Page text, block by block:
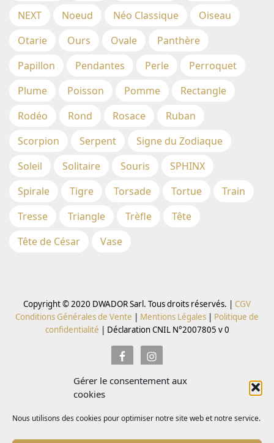
Gérer le consentement aux
cookies
Nous utilisons des cookies pour optimiser notre site web et notre service.
NEXT
Noeud Néo Classique
Oiseau
Otarie
Ours Ovale
Panthère
Papillon
Pendantes Perle
Perroquet
Plume
Poisson Pomme
Rectangle
Rodéo
Rond Rosace
Ruban
Scorpion
Serpent
Signe du Zodiaque
Soleil
Solitaire Souris
SPHINX
Spirale
Tigre Torsade Tortue
Train
Tresse
Triangle Trèfle
Tête
Tête de César
Vase
Copyright © 2020 DWADOR Sarl. Tous droits réservés. | CGV
Conditions Générales de Vente | Mentions Légales | Politique de
confidentialité | Déclaration CNIL N°2007805 v 0
Inscrivez vous à la Newsletter pour recevoir des codes
Email *